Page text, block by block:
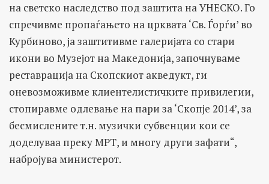
на светско наследство под заштита на УНЕСКО. Го
спречивме пропаѓањето на црквата ‘Св. Ѓорѓи’ во
Курбиново, ја заштитивме галеријата со стари
икони во Музејот на Македонија, започнуваме
реставрација на Скопскиот акведукт, ги
оневозможивме клиентелистичките привилегии,
стопиравме одлевање на пари за ‘Скопје 2014’, за
бесмислените т.н. музички субвенции кои се
доделуваа преку МРТ, и многу други зафати“,
набројува министерот.